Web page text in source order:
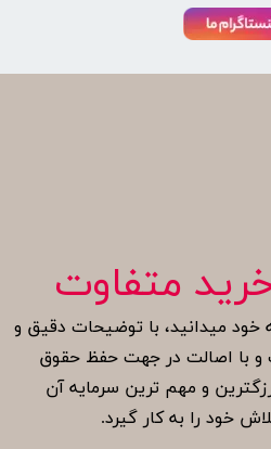
متفاوت
میدانید، با توضیحات دقیق و
و با اصالت در جهت حفظ حقوق
و مهم ترین سرمایه آن
خود را به کار گیرد.